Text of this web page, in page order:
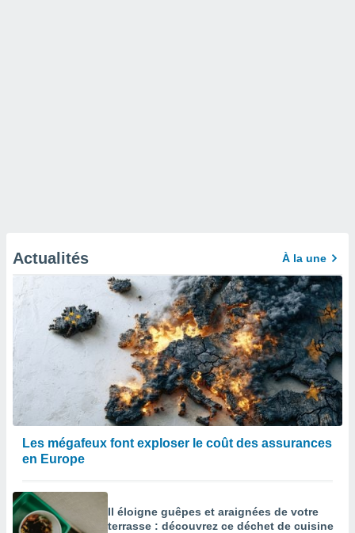
Actualités À la une
Les mégafeux font exploser le coût des assurances
en Europe
Il éloigne guêpes et araignées de votre
terrasse : découvrez ce déchet de cuisine